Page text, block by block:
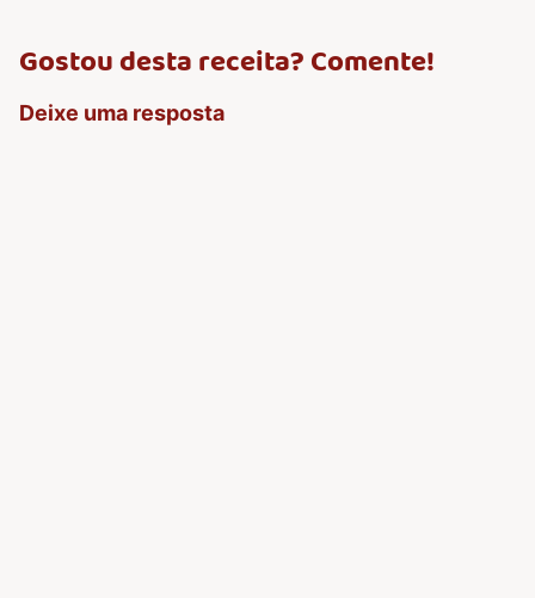
Gostou desta receita? Comente!
Deixe uma resposta